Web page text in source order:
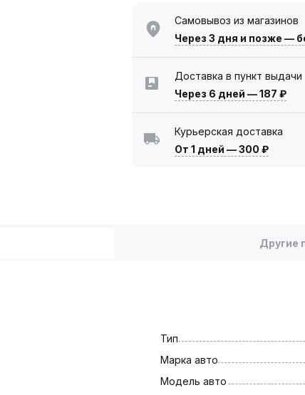
Самовывоз из магазинов
Через 3 дня и позже —
Доставка в пункт выдачи
Через 6 дней —187 ₽
Курьерская доставка
От 1 дней —300 ₽
Другие
Тип
Марка авто
Модель авто